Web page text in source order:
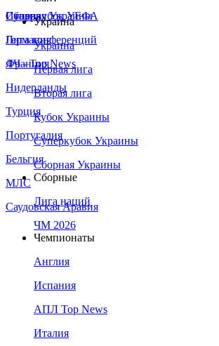
Сборная Украины
Италия
Германия
Франция
Нидерланды
Турция
Португалия
Бельгия
МЛС
Саудовская Аравия
Суперкубок УЕФА
Лига конференций
ЛЧ - Top News
Украина
Украина
Первая лига
Вторая лига
Кубок Украины
Суперкубок Украины
Сборная Украины
Сборные
Лига наций
ЧМ 2026
Чемпионаты
Англия
Испания
АПЛ Top News
Италия